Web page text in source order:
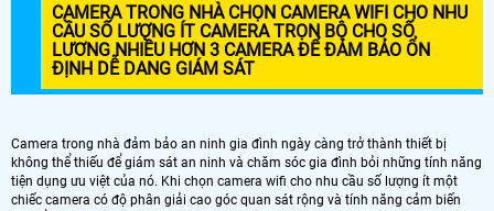
CAMERA TRONG NHÀ CHỌN CAMERA WIFI CHO NHU
CẦU SỐ LƯỢNG ÍT CAMERA TRỌN BỘ CHO SỐ
LƯƠNG NHIỀU HƠN 3 CAMERA ĐỂ ĐẢM BẢO ỔN
ĐỊNH DỄ DANG GIÁM SÁT
Camera trong nhà đảm bảo an ninh gia đình ngày càng trở thành thiết bị
không thể thiếu để giám sát an ninh và chăm sóc gia đình bỏi những tính năng
tiện dụng ưu việt của nó. Khi chọn camera wifi cho nhu cầu số lượng ít một
chiếc camera có độ phân giải cao góc quan sát rộng và tính năng cảm biến